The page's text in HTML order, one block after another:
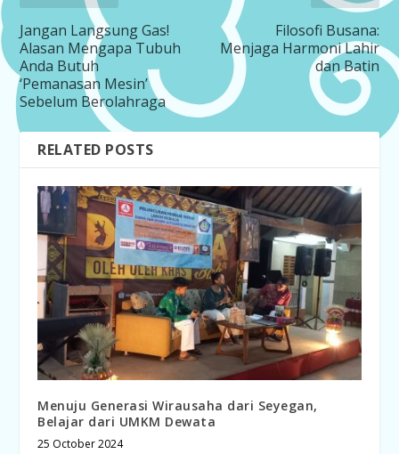
Jangan Langsung Gas!
Alasan Mengapa Tubuh
Anda Butuh
‘Pemanasan Mesin’
Sebelum Berolahraga
Filosofi Busana:
Menjaga Harmoni Lahir
dan Batin
RELATED POSTS
Menuju Generasi Wirausaha dari Seyegan,
Belajar dari UMKM Dewata
25 October 2024